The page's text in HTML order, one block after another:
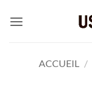
ACCUEIL /